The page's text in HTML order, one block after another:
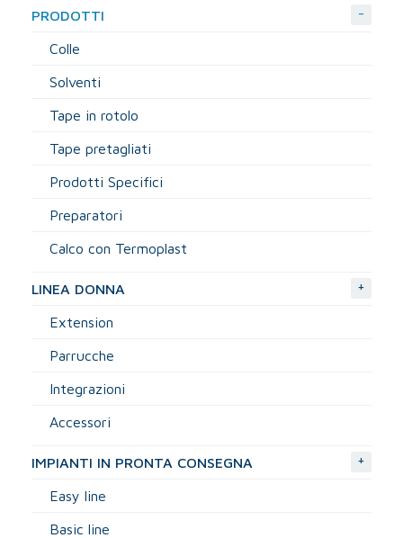
PRODOTTI -
Colle
Solventi
Tape in rotolo
Tape pretagliati
Prodotti Specifici
Preparatori
Calco con Termoplast
LINEA DONNA +
Extension
Parrucche
Integrazioni
Accessori
IMPIANTI IN PRONTA CONSEGNA +
Easy line
Basic line